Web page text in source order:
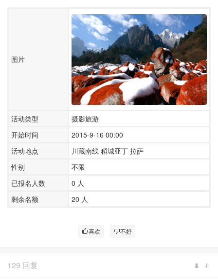
图片
活动类型
摄影旅游
开始时间
2015-9-16 00:00
活动地点
川藏南线 稻城亚丁 拉萨
性别
不限
已报名人数
0 人
剩余名额
20 人
喜欢 不好
129 回复